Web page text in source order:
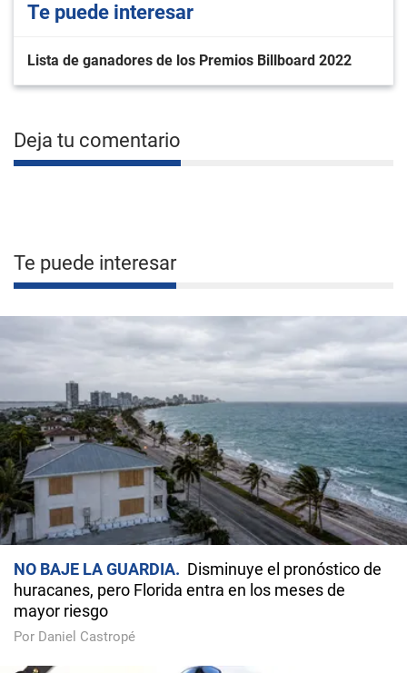
Te puede interesar
Lista de ganadores de los Premios Billboard 2022
Deja tu comentario
Te puede interesar
NO BAJE LA GUARDIA
Disminuye el pronóstico de
huracanes, pero Florida entra en los meses de
mayor riesgo
Por Daniel Castropé